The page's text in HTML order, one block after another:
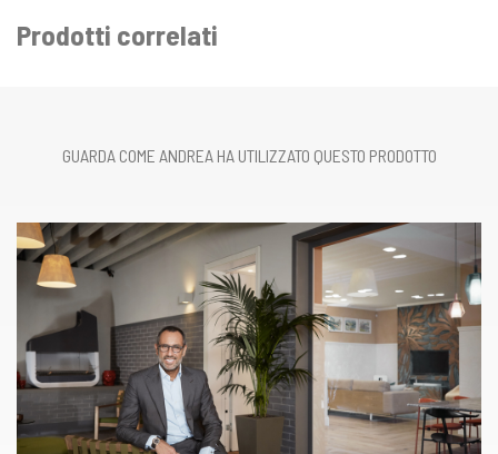
Prodotti correlati
GUARDA COME ANDREA HA UTILIZZATO QUESTO PRODOTTO